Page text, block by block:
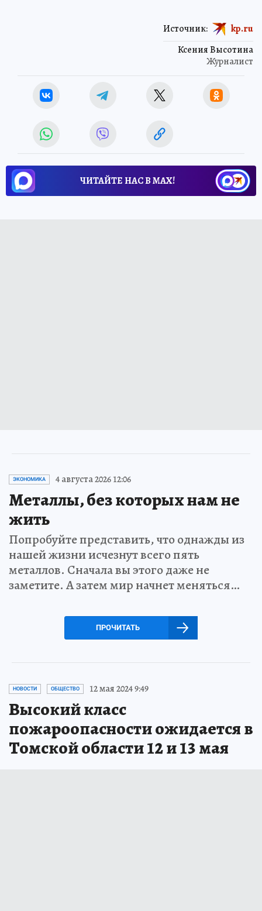
Ксения Высотина
Журналист
Источник: kp.ru
ЧИТАЙТЕ НАС В МАХ!
ЭКОНОМИКА 4 августа 2026 12:06
Металлы, без которых нам не
жить
Попробуйте представить, что однажды из
нашей жизни исчезнут всего пять
металлов. Сначала вы этого даже не
заметите. А затем мир начнет меняться…
ПРОЧИТАТЬ
НОВОСТИ ОБЩЕСТВО 12 мая 2024 9:49
Высокий класс
пожароопасности ожидается в
Томской области 12 и 13 мая